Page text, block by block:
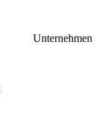
Unternehmen